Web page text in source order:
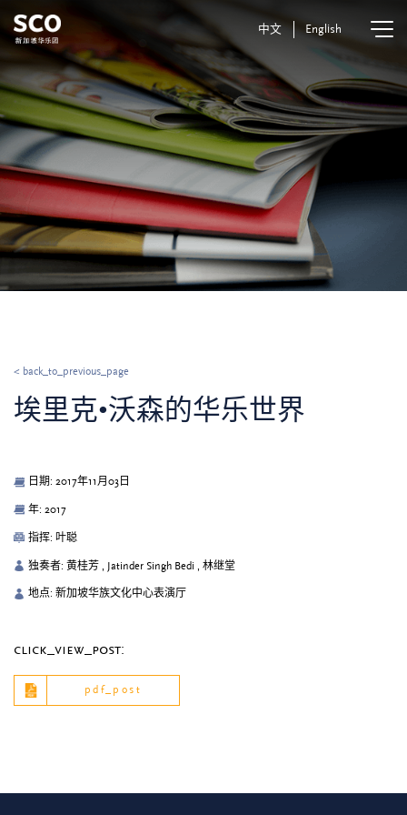
中文 English
< back_to_previous_page
埃里克•沃森的华乐世界
日期: 2017年11月03日
年: 2017
指挥: 叶聪
独奏者: 黄桂芳 , Jatinder Singh Bedi , 林继堂
地点: 新加坡华族文化中心表演厅
click_view_post:
pdf_post